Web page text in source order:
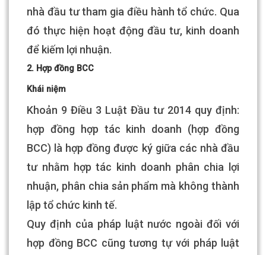
nhà đầu tư tham gia điều hành tổ chức. Qua
đó thực hiện hoạt động đầu tư, kinh doanh
để kiếm lợi nhuận.
2. Hợp đồng BCC
Khái niệm
Khoản 9 Điều 3 Luật Đầu tư 2014 quy định:
hợp đồng hợp tác kinh doanh (hợp đồng
BCC) là hợp đồng được ký giữa các nhà đầu
tư nhằm hợp tác kinh doanh phân chia lợi
nhuận, phân chia sản phẩm mà không thành
lập tổ chức kinh tế.
Quy định của pháp luật nước ngoài đối với
hợp đồng BCC cũng tương tự với pháp luật